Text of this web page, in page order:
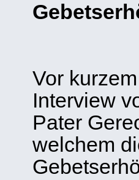
Vor
Interview
Pater
welchem